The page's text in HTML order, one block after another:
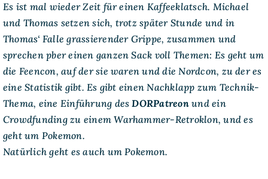
Es ist mal wieder Zeit für einen Kaffeeklatsch. Michael
und Thomas setzen sich, trotz später Stunde und in
Thomas‘ Falle grassierender Grippe, zusammen und
sprechen pber einen ganzen Sack voll Themen: Es geht um
die Feencon, auf der sie waren und die Nordcon, zu der es
eine Statistik gibt. Es gibt einen Nachklapp zum Technik-
Thema, eine Einführung des DORPatreonund ein
Crowdfunding zu einem Warhammer-Retroklon, und es
geht um Pokemon.
Natürlich geht es auch um Pokemon.